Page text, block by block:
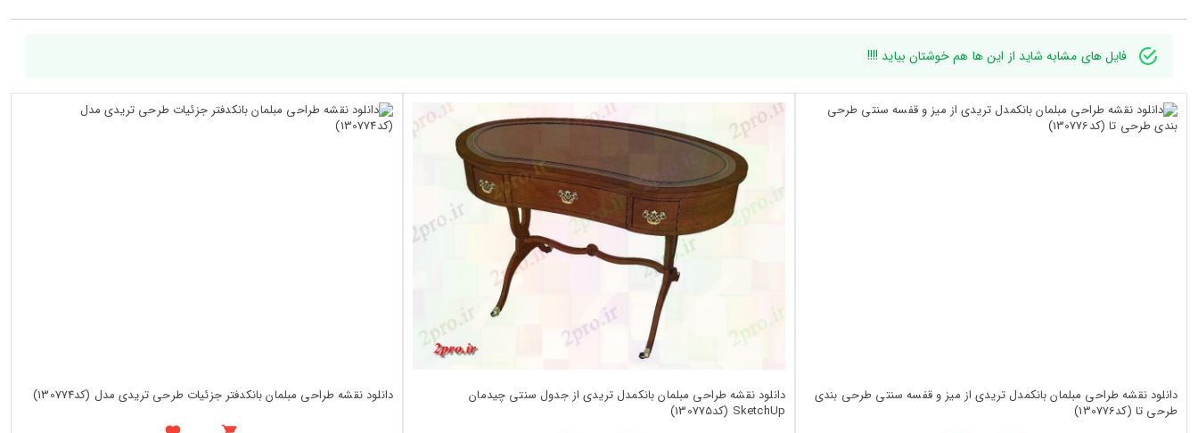
فایل های مشابه شاید از این ها هم خوشتان بیاید !!!!
دانلود نقشه طراحی مبلمان بانکمدل تریدی از میز و قفسه سنتی طرحی بندی
طرحی تا (کد130776)
دانلود نقشه طراحی مبلمان بانکمدل تریدی از جدول سنتی چیدمان
SketchUp (کد130775)
دانلود نقشه طراحی مبلمان بانکدفتر جزئیات طرحی تریدی مدل (کد130774)